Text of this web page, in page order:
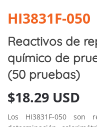
HI3831F-050
Reactivos de
químico de
(50 pruebas)
$18.29 USD
Los HI3831F-050 son